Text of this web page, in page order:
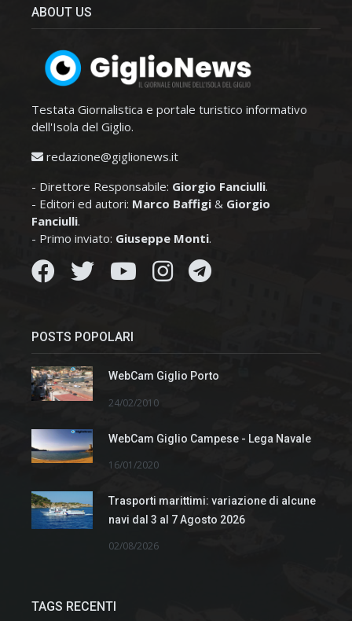
ABOUT US
Testata Giornalistica e portale turistico informativo
dell'Isola del Giglio.
redazione@giglionews.it
- Direttore Responsabile: Giorgio Fanciulli.
- Editori ed autori: Marco Baffigi & Giorgio
Fanciulli.
- Primo inviato: Giuseppe Monti.
POSTS POPOLARI
WebCam Giglio Porto
24/02/2010
WebCam Giglio Campese - Lega Navale
16/01/2020
Trasporti marittimi: variazione di alcune
navi dal 3 al 7 Agosto 2026
02/08/2026
TAGS RECENTI